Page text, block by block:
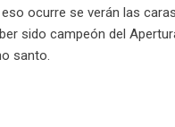
ocurre se verán las
sido campeón del
santo.